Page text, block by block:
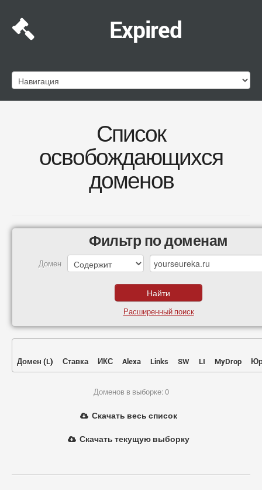
Expired
Список
освобождающихся
доменов
Фильтр по доменам
Домен
Расширенный поиск
Домен (L) Ставка ИКС Alexa Links SW LI MyDrop
Доменов в выборке: 0
Скачать весь список
Скачать текущую выборку